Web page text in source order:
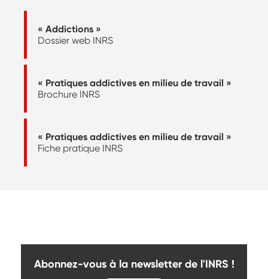
« Addictions »
Dossier web INRS
« Pratiques addictives en milieu de travail »
Brochure INRS
« Pratiques addictives en milieu de travail »
Fiche pratique INRS
Abonnez-vous à la newsletter de l'INRS !